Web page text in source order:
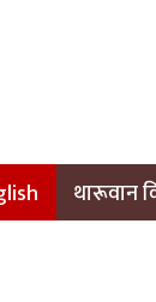
थारूवान